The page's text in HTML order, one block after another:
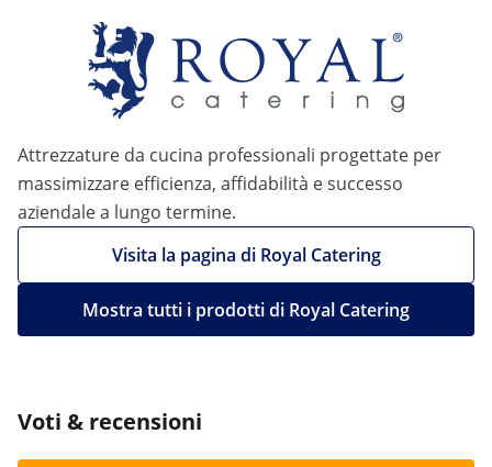
Attrezzature da cucina professionali progettate per
massimizzare efficienza, affidabilità e successo
aziendale a lungo termine.
Visita la pagina di Royal Catering
Mostra tutti i prodotti di Royal Catering
Voti & recensioni